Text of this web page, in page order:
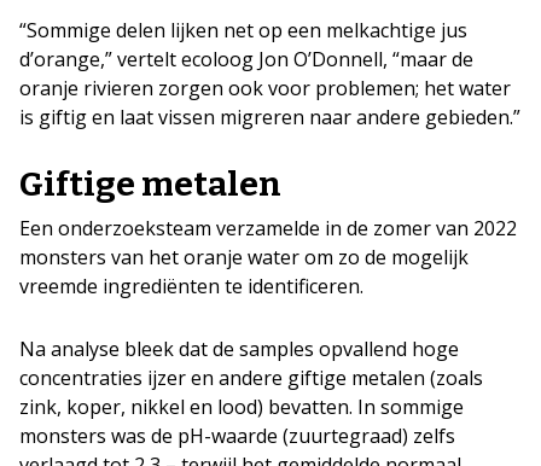
“Sommige delen lijken net op een melkachtige jus
d’orange,” vertelt ecoloog Jon O’Donnell, “maar de
oranje rivieren zorgen ook voor problemen; het water
is giftig en laat vissen migreren naar andere gebieden.”
Giftige metalen
Een onderzoeksteam verzamelde in de zomer van 2022
monsters van het oranje water om zo de mogelijk
vreemde ingrediënten te identificeren.
Na analyse bleek dat de samples opvallend hoge
concentraties ijzer en andere giftige metalen (zoals
zink, koper, nikkel en lood) bevatten. In sommige
monsters was de pH-waarde (zuurtegraad) zelfs